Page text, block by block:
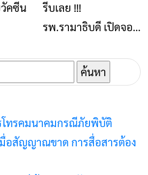
บาท
วเชียงราย
วัคซีน
งเข้า
รีบเลย !!!
รพ.รามาธิบดี เปิดจอง
1,500 บาทต่อโดส เริ่ม
พรุ่งนี้
โทรคมนาคมกรณีภัยพิบัติ
มื่อสัญญาณขาด การสื่อสารต้อง